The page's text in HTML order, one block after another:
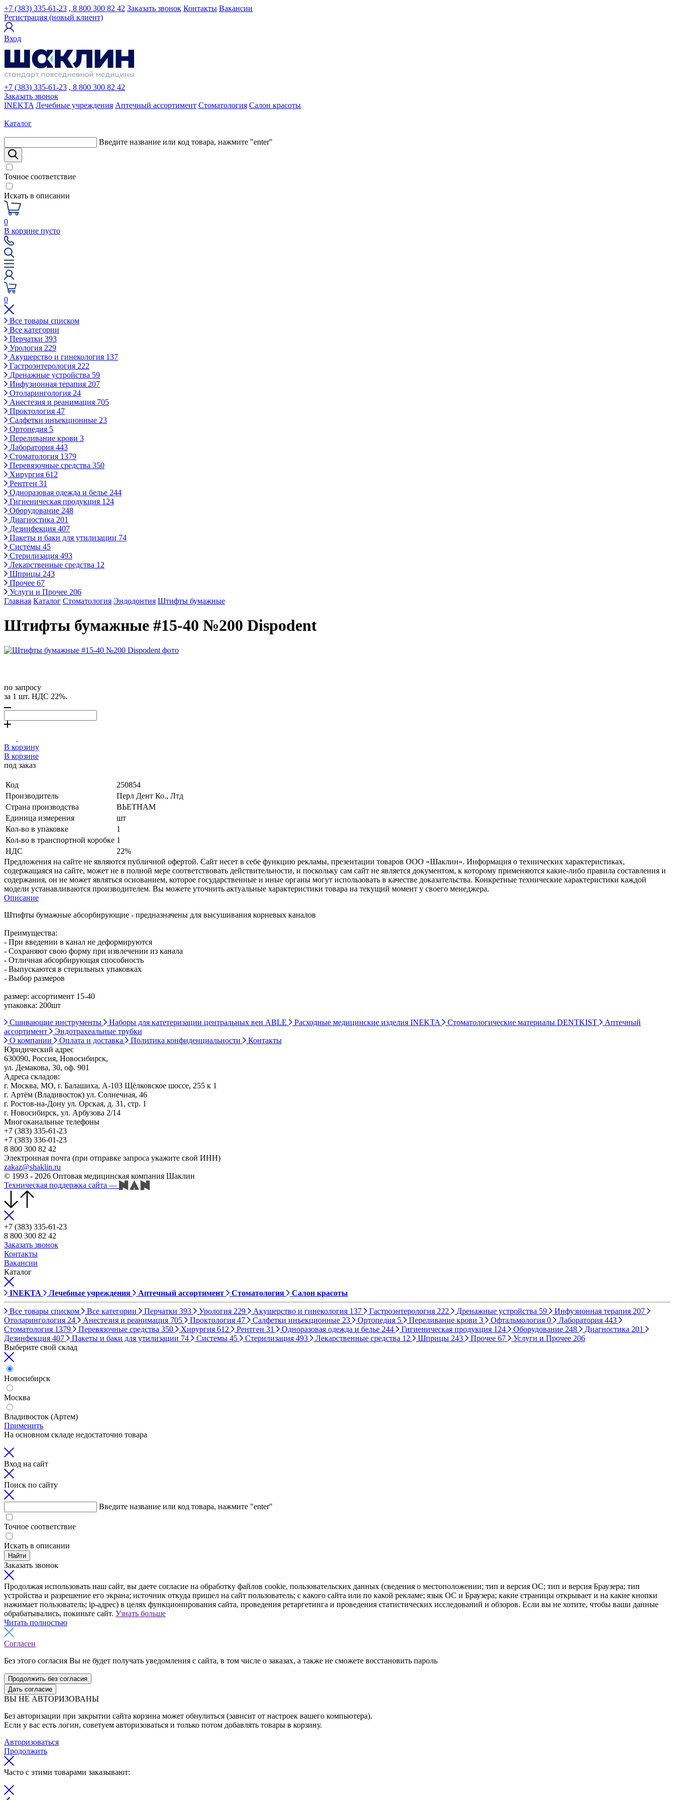
+7 (383) 335-61-23 , 8 800 300 82 42 Заказать звонок Контакты Вакансии
Регистрация (новый клиент)
Вход
+7 (383) 335-61-23 , 8 800 300 82 42
Заказать звонок
INEKTA Лечебные учреждения Аптечный ассортимент Стоматология Салон красоты
Каталог
Введите название или код товара, нажмите "enter"
Точное соответствие
Искать в описании
0
В корзине пусто
0
Все товары списком
Все категории
Перчатки 393
Урология 229
Акушерство и гинекология 137
Гастроэнтерология 222
Дренажные устройства 59
Инфузионная терапия 207
Отоларингология 24
Анестезия и реанимация 705
Проктология 47
Салфетки инъекционные 23
Ортопедия 5
Переливание крови 3
Лаборатория 443
Стоматология 1379
Перевязочные средства 350
Хирургия 612
Рентген 31
Одноразовая одежда и белье 244
Гигиеническая продукция 124
Оборудование 248
Диагностика 201
Дезинфекция 407
Пакеты и баки для утилизации 74
Системы 45
Стерилизация 493
Лекарственные средства 12
Шприцы 243
Прочее 67
Услуги и Прочее 206
Главная Каталог Стоматология Эндодонтия Штифты бумажные
Штифты бумажные #15-40 №200 Dispodent
по запросу
за 1 шт. НДС 22%.
В корзину
В корзине
под заказ
Код
250854
Производитель
Перл Дент Ко., Лтд
Страна производства
ВЬЕТНАМ
Единица измерения
шт
Кол-во в упаковке
1
Кол-во в транспортной коробке 1
НДС
22%
Предложения на сайте не являются публичной офертой. Сайт несет в себе функцию рекламы, презентации товаров ООО «Шаклин». Информация о технических характеристиках,
содержащаяся на сайте, может не в полной мере соответствовать действительности, и поскольку сам сайт не является документом, к которому применяются какие-либо правила составления и
содержания, он не может являться основанием, которое государственные и иные органы могут использовать в качестве доказательства. Конкретные технические характеристики каждой
модели устанавливаются производителем. Вы можете уточнить актуальные характеристики товара на текущий момент у своего менеджера.
Описание
Штифты бумажные абсорбирующие - предназначены для высушивания корневых каналов
Преимущества:
- При введении в канал не деформируются
- Сохраняют свою форму при извлечении из канала
- Отличная абсорбирующая способность
- Выпускаются в стерильных упаковках
- Выбор размеров
размер: ассортимент 15-40
упаковка: 200шт
Сшивающие инструменты
Наборы для катетеризации центральных вен ABLE Расходные медицинские изделия INEKTA Стоматологические материалы DENTKIST
Аптечный
ассортимент
Эндотрахеальные трубки
О компании
Оплата и доставка Политика конфиденциальности
Контакты
Юридический адрес
630090, Россия, Новосибирск,
ул. Демакова, 30, оф. 901
Адреса складов:
г. Москва, МО, г. Балашиха, А-103 Щёлковское шоссе, 255 к 1
г. Артём (Владивосток) ул. Солнечная, 46
г. Ростов-на-Дону ул. Орская, д. 31, стр. 1
г. Новосибирск, ул. Арбузова 2/14
Многоканальные телефоны
+7 (383) 335-61-23
+7 (383) 336-01-23
8 800 300 82 42
Электронная почта (при отправке запроса укажите свой ИНН)
zakaz@shaklin.ru
© 1993 - 2026 Оптовая медицинская компания Шаклин
Техническая поддержка сайта —
+7 (383) 335-61-23
8 800 300 82 42
Заказать звонок
Контакты
Вакансии
Каталог
INEKTA Лечебные учреждения Аптечный ассортимент Стоматология Салон красоты
Все товары списком Все категории Перчатки 393 Урология 229 Акушерство и гинекология 137 Гастроэнтерология 222 Дренажные устройства 59 Инфузионная терапия 207
Отоларингология 24 Анестезия и реанимация 705 Проктология 47 Салфетки инъекционные 23 Ортопедия 5 Переливание крови 3 Офтальмология 0 Лаборатория 443
Стоматология 1379 Перевязочные средства 350 Хирургия 612 Рентген 31 Одноразовая одежда и белье 244 Гигиеническая продукция 124 Оборудование 248 Диагностика 201
Дезинфекция 407 Пакеты и баки для утилизации 74 Системы 45 Стерилизация 493 Лекарственные средства 12 Шприцы 243 Прочее 67 Услуги и Прочее 206
Выберите свой склад
Новосибирск
Москва
Владивосток (Артем)
Применить
На основном складе недостаточно товара
Вход на сайт
Поиск по сайту
Введите название или код товара, нажмите "enter"
Точное соответствие
Искать в описании
Найти
Заказать звонок
Продолжая использовать наш сайт, вы даете согласие на обработку файлов cookie, пользовательских данных (сведения о местоположении; тип и версия ОС; тип и версия Браузера; тип
устройства и разрешение его экрана; источник откуда пришел на сайт пользователь; с какого сайта или по какой рекламе; язык ОС и Браузера; какие страницы открывает и на какие кнопки
нажимает пользователь; ip-адрес) в целях функционирования сайта, проведения ретаргетинга и проведения статистических исследований и обзоров. Если вы не хотите, чтобы ваши данные
обрабатывались, покиньте сайт. Узнать больше
Читать полностью
Согласен
Без этого согласия Вы не будет получать уведомления с сайта, в том числе о заказах, а также не сможете восстановить пароль
Продолжить без согласия
Дать согласие
ВЫ НЕ АВТОРИЗОВАНЫ
Без авторизации при закрытии сайта корзина может обнулиться (зависит от настроек вашего компьютера).
Если у вас есть логин, советуем авторизоваться и только потом добавлять товары в корзину.
Авторизоваться
Продолжить
Часто с этими товарами заказывают: